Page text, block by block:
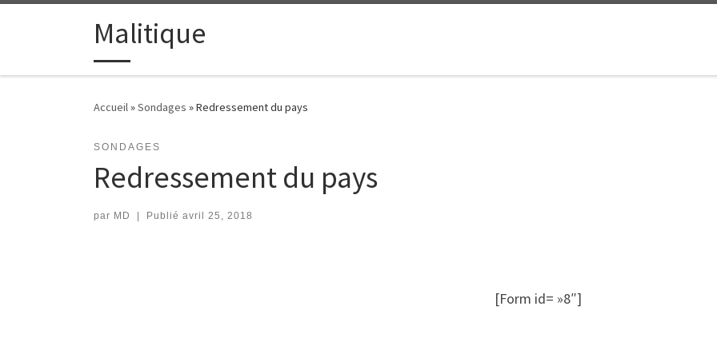
Passer au contenuMalitique
Accueil»Sondages »Redressement du pays
SONDAGES
Redressement du pays
par MD Publié avril 25, 2018
[Form id= »8″]